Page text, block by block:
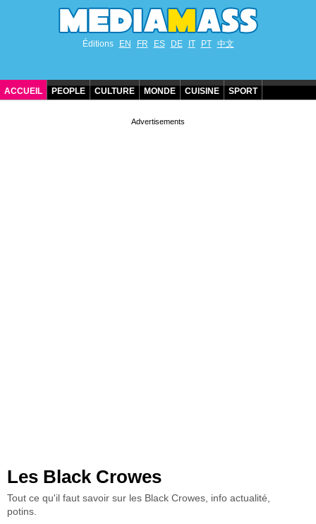
Éditions EN FR ES DE IT PT 中文
ACCUEIL PEOPLE CULTURE MONDE CUISINE SPORT
Les Black Crowes
Tout ce qu'il faut savoir sur les Black Crowes, info actualité,
potins.